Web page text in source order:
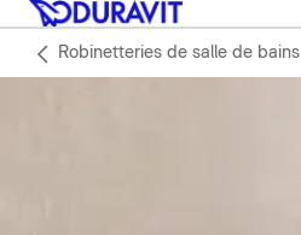
Robinetteries de salle de bains